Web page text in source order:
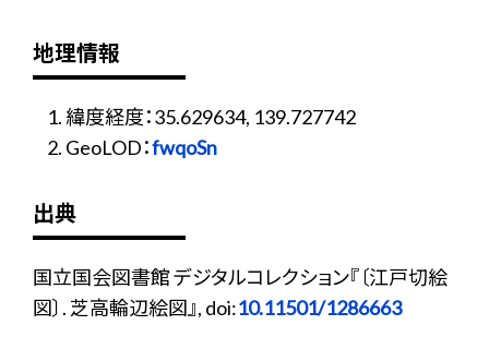
地理情報
緯度経度：35.629634, 139.727742
GeoLOD：fwqoSn
出典
国立国会図書館 デジタルコレクション『〔江戸切絵
図〕. 芝高輪辺絵図』, doi:10.11501/1286663